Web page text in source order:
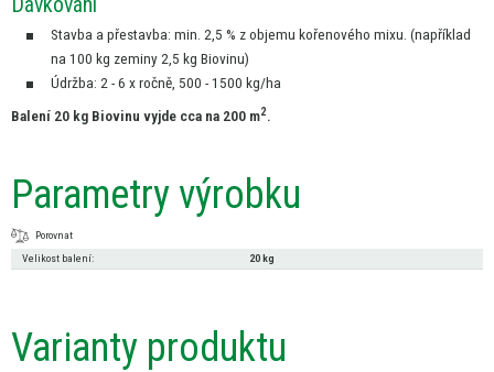
Stavba a přestavba: min. 2,5 % zobjemu kořenového mixu. (například
na 100 kg zeminy 2,5 kg Biovinu)
Údržba: 2-6 x ročně, 500 - 1500 kg/ha
Balení 20 kg Biovinu vyjde cca na 200 m2.
Parametry výrobku
Porovnat
Velikost balení:
20 kg
Varianty produktu